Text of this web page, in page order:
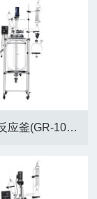
夹套玻璃反应釜(GR-100L)